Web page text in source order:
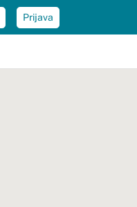
Prijava